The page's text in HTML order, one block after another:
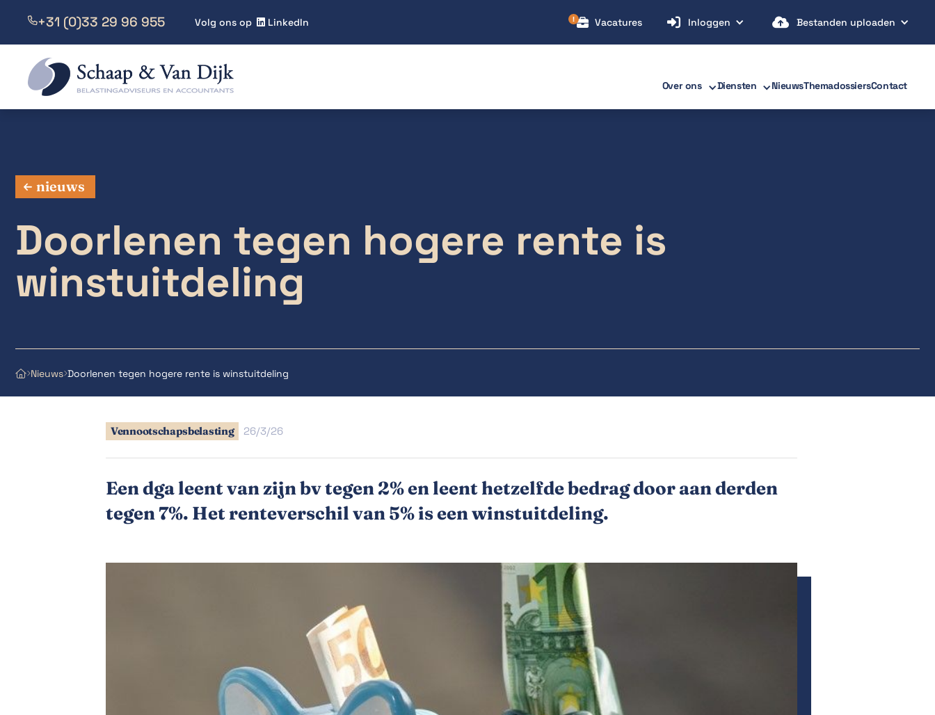
+31 (0)33 29 96 955 Volg ons op  LinkedIn Vacatures  Inloggen  Bestanden uploaden
Over ons Diensten NieuwsThemadossiersContact
nieuws
Doorlenen tegen hogere rente is
winstuitdeling
NieuwsDoorlenen tegen hogere rente is winstuitdeling
Vennootschapsbelasting 26/3/26
Een dga leent van zijn bv tegen 2% en leent hetzelfde bedrag door aan derden
tegen 7%. Het renteverschil van 5% is een winstuitdeling.